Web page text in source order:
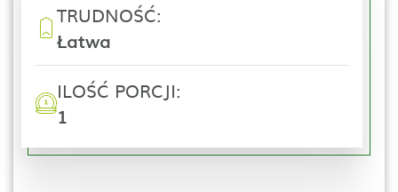
TRUDNOŚĆ:
Łatwa
ILOŚĆ PORCJI:
1